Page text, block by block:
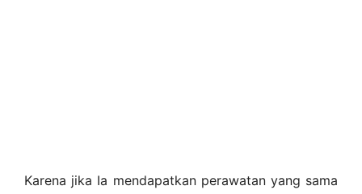
Karena jika Ia mendapatkan perawatan yang sama